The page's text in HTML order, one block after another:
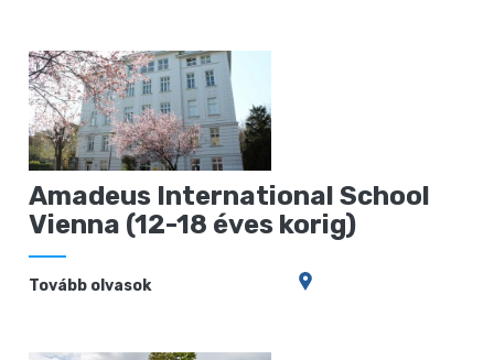
Amadeus International School
Vienna (12-18 éves korig)
Tovább olvasok